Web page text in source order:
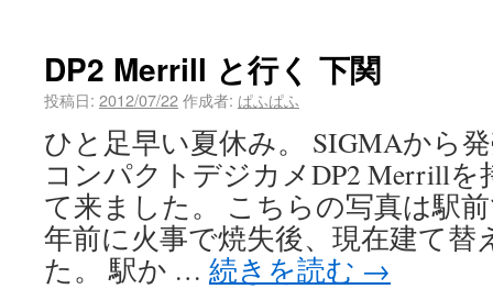
DP2 Merrill と行く 下関
投稿日: 2012/07/22作成者: ぱふぱふ
ひと足早い夏休み。 SIGMAから
コンパクトデジカメDP2 Merrill
て来ました。 こちらの写真は駅
年前に火事で焼失後、現在建て
た。 駅か … 続きを読む →